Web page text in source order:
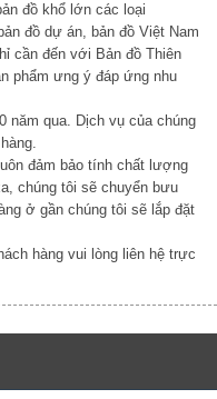
đồ khổ lớn các loại
đồ dự án, bản đồ Việt Nam
cần đến với Bản đồ Thiên
phẩm ưng ý đáp ứng nhu
năm qua. Dịch vụ của chúng
đảm bảo tính chất lượng
chúng tôi sẽ chuyển bưu
ở gần chúng tôi sẽ lắp đặt
hàng vui lòng liên hệ trực